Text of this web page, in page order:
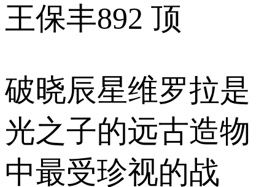
王保丰892 顶
破晓辰星维罗拉是
光之子的远古造物
中最受珍视的战